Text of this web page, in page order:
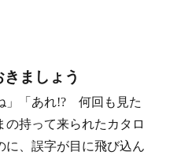
ましょう
」「あれ!? 何回も見た
の持って来られたカタロ
に、誤字が目に飛び込ん